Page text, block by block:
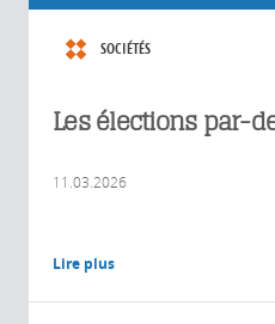
SOCIÉTÉS
Les élections par-
11.03.2026
Lire plus